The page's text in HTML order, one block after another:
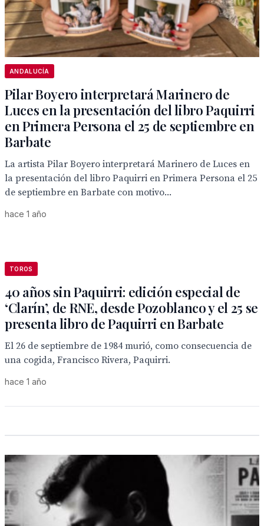
ANDALUCÍA
Pilar Boyero interpretará Marinero de
Luces en la presentación del libro Paquirri
en Primera Persona el 25 de septiembre en
Barbate
La artista Pilar Boyero interpretará Marinero de Luces en
la presentación del libro Paquirri en Primera Persona el 25
de septiembre en Barbate con motivo...
hace 1 año
TOROS
40 años sin Paquirri: edición especial de
‘Clarín’, de RNE, desde Pozoblanco y el 25 se
presenta libro de Paquirri en Barbate
El 26 de septiembre de 1984 murió, como consecuencia de
una cogida, Francisco Rivera, Paquirri.
hace 1 año